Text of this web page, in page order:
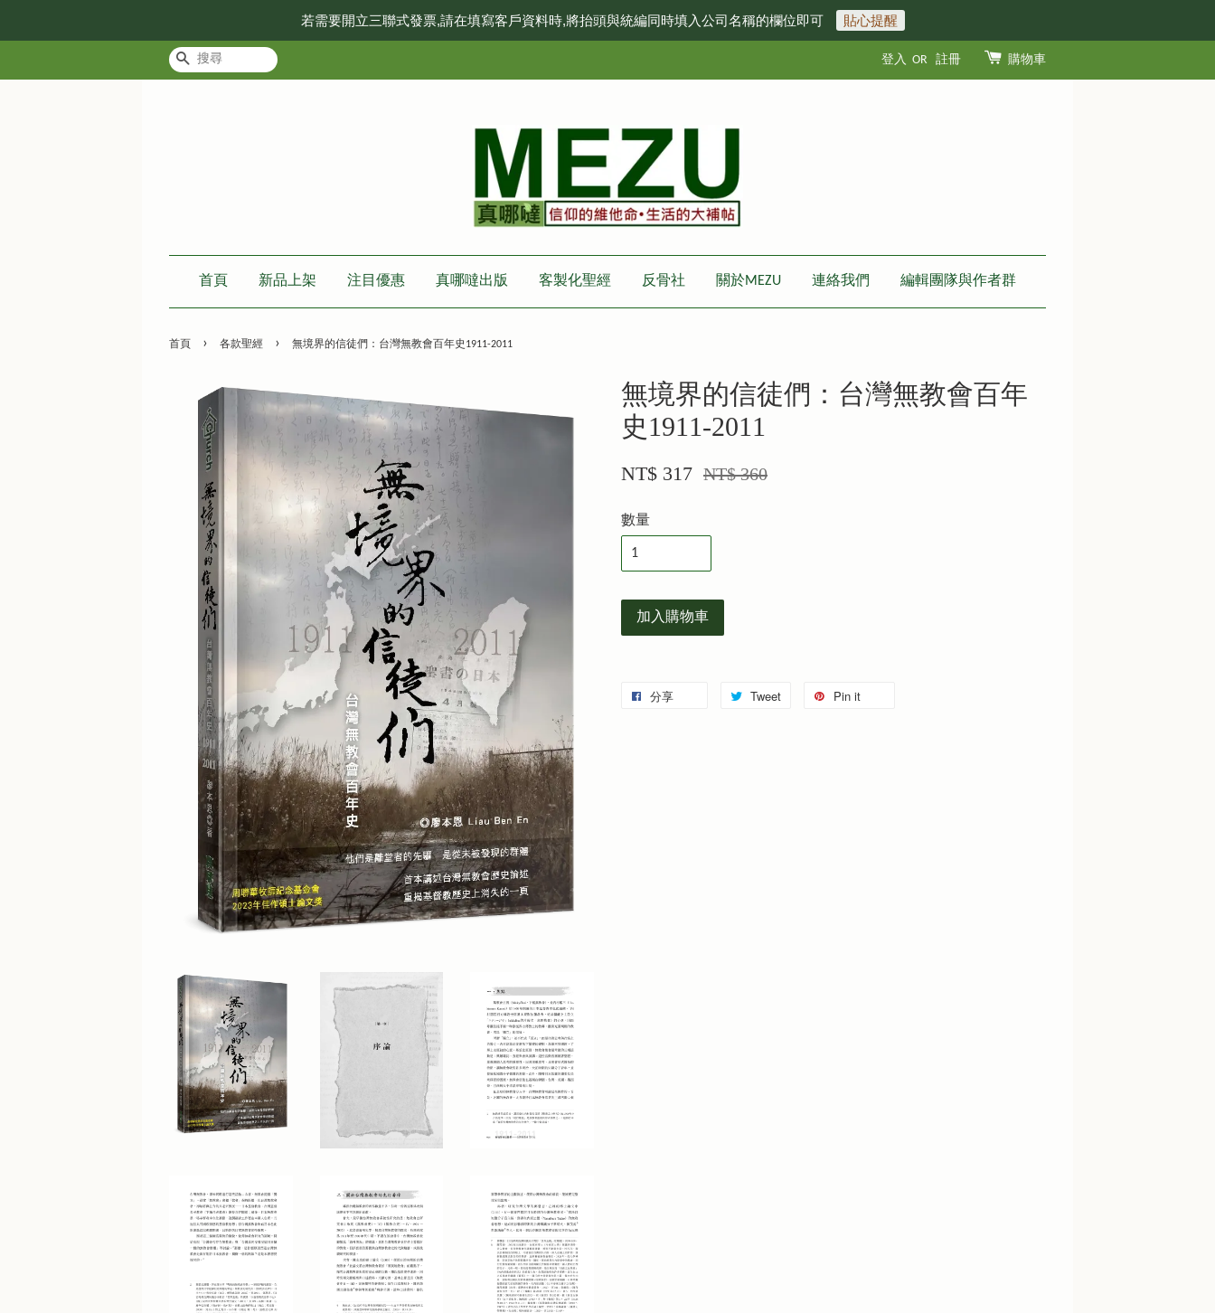
若需要開立三聯式發票,請在填寫客戶資料時,將抬頭與統編同時填入公司名稱的欄位即可 貼心提醒
搜尋 登入 OR 註冊 購物車
首頁 新品上架 注目優惠 真哪噠出版 客製化聖經 反骨社 關於MEZU 連絡我們 編輯團隊與作者群
首頁 › 各款聖經 › 無境界的信徒們：台灣無教會百年史1911-2011
無境界的信徒們：台灣無教會百年
史1911-2011
NT$ 317 NT$ 360
數量
加入購物車
分享 Tweet Pin it